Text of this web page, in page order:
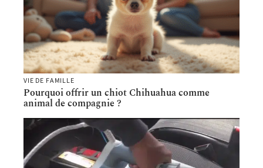
VIE DE FAMILLE
Pourquoi offrir un chiot Chihuahua comme
animal de compagnie ?